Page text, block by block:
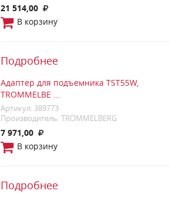
21 514,00
В корзину
Подробнее
Адаптер для подъемника TST55W,
TROMMELBE ...
Артикул: 389773
Производитель: TROMMELBERG
7 971,00
В корзину
Подробнее